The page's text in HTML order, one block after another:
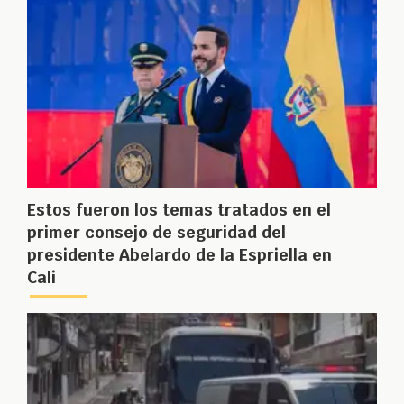
Estos fueron los temas tratados en el
primer consejo de seguridad del
presidente Abelardo de la Espriella en
Cali